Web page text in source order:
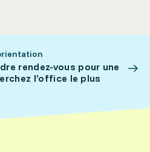
rendez-vous pour une
l’office le plus